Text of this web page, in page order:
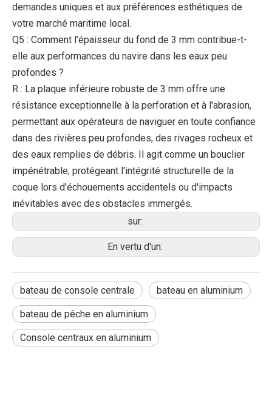
demandes uniques et aux préférences esthétiques de
votre marché maritime local.
Q5 : Comment l'épaisseur du fond de 3 mm contribue-t-
elle aux performances du navire dans les eaux peu
profondes ?
R : La plaque inférieure robuste de 3 mm offre une
résistance exceptionnelle à la perforation et à l'abrasion,
permettant aux opérateurs de naviguer en toute confiance
dans des rivières peu profondes, des rivages rocheux et
des eaux remplies de débris. Il agit comme un bouclier
impénétrable, protégeant l'intégrité structurelle de la
coque lors d'échouements accidentels ou d'impacts
inévitables avec des obstacles immergés.
sur:
En vertu d'un:
bateau de console centrale bateau en aluminium
bateau de pêche en aluminium
Console centraux en aluminium